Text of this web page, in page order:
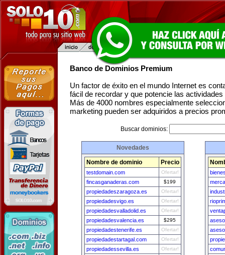
Banco de Dominios Premium
Un factor de éxito en el mundo Internet es
fácil de recordar y que potencie las
Más de 4000 nombres especialmente
marketing pueden ser adquiridos a precios
Buscar dominios:
Novedades
Nombre de dominio Precio
testdomain.com Ofertar!
fincasganaderas.com $199
propiedadeszaragoza.es Ofertar!
propiedadesvigo.es Ofertar!
propiedadesvalladolid.es Ofertar!
propiedadesvalencia.es $295
propiedadestenerife.es Ofertar!
propiedadestartagal.com Ofertar!
propiedadessevilla.es Ofertar!